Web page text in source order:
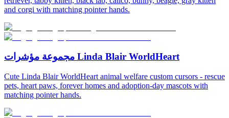
and corgi with matching pointer hands.
مجموعة مؤشرات Linda Blair WorldHeart
Cute Linda Blair WorldHeart animal welfare custom cursors - rescue
pets, heart paws, forever homes and adoption-day mascots with
matching pointer hands.